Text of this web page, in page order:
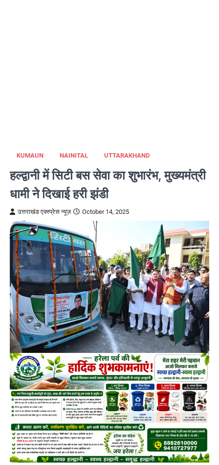
KUMAUN NAINITAL UTTARAKHAND
हल्द्वानी में सिटी बस सेवा का शुभारंभ, मुख्यमंत्री
धामी ने दिखाई हरी झंडी
उत्तराखंड एक्स्प्रेस न्यूज़ October 14, 2025